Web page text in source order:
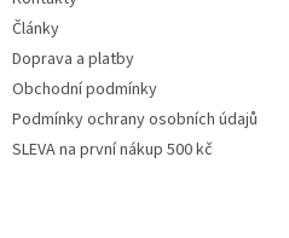
Články
Doprava a platby
Obchodní podmínky
Podmínky ochrany osobních údajů
SLEVA na první nákup 500 kč